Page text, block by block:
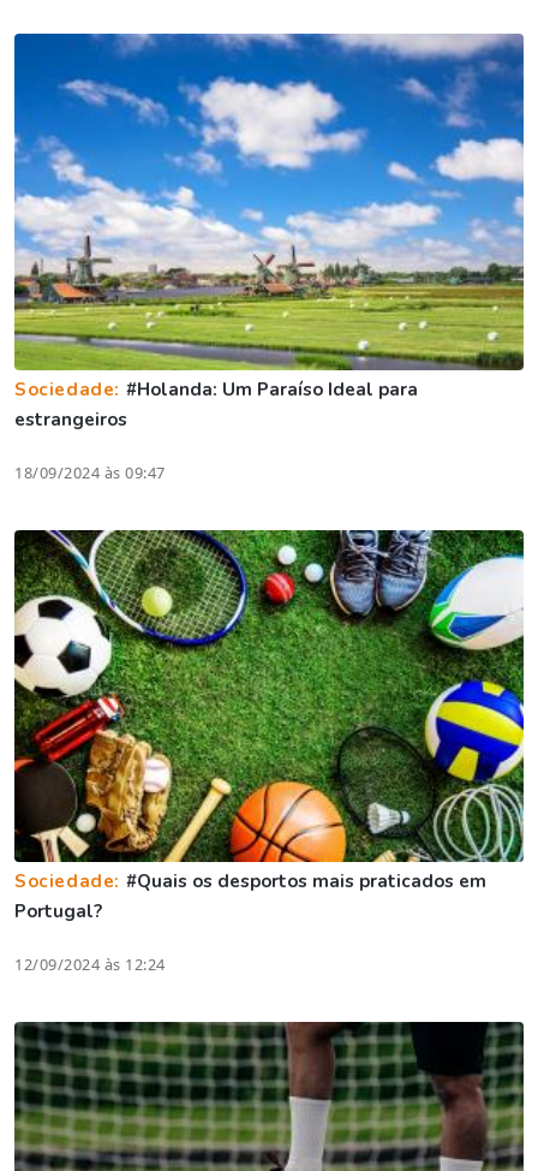
Sociedade: #Holanda: Um Paraíso Ideal para
estrangeiros
18/09/2024 às 09:47
Sociedade: #Quais os desportos mais praticados em
Portugal?
12/09/2024 às 12:24